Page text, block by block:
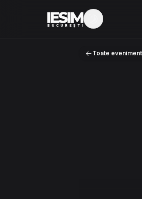
BUCUREȘTI Mod întunecat
Toate